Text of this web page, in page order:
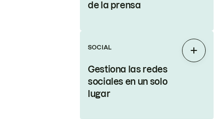
de la prensa
SOCIAL
Gestiona las redes
sociales en un solo
lugar